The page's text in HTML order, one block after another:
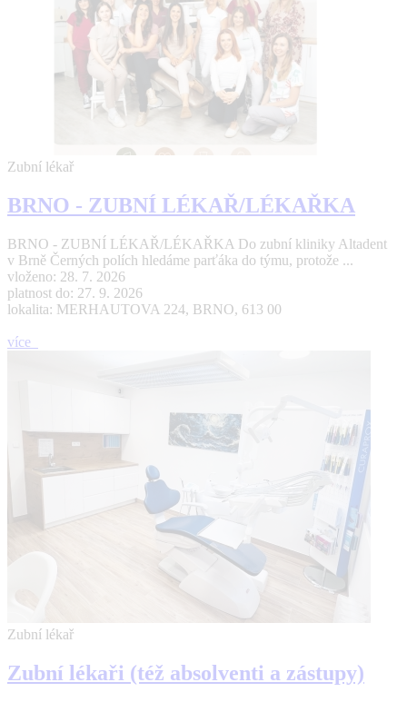
Zubní lékař
BRNO - ZUBNÍ LÉKAŘ/LÉKAŘKA
BRNO - ZUBNÍ LÉKAŘ/LÉKAŘKA Do zubní kliniky Altadent
v Brně Černých polích hledáme parťáka do týmu, protože ...
vloženo: 28. 7. 2026
platnost do: 27. 9. 2026
lokalita: MERHAUTOVA 224, BRNO, 613 00
více
Zubní lékař
Zubní lékaři (též absolventi a zástupy)